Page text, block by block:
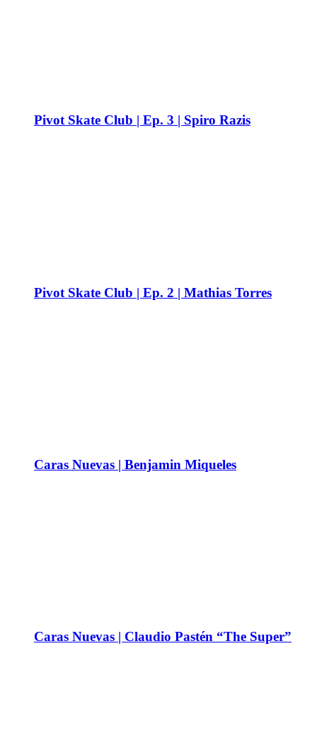
Pivot Skate Club | Ep. 3 | Spiro Razis
Pivot Skate Club | Ep. 2 | Mathias Torres
Caras Nuevas | Benjamin Miqueles
Caras Nuevas | Claudio Pastén “The Super”